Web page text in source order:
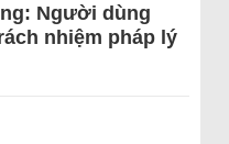
Người dùng
nhiệm pháp lý